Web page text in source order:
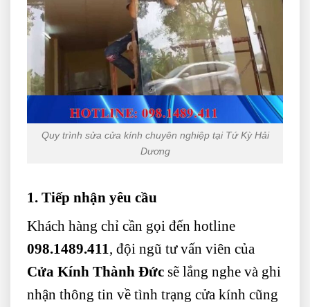
Quy trình sửa cửa kính chuyên nghiệp tại Tứ Kỳ Hải
Dương
1. Tiếp nhận yêu cầu
Khách hàng chỉ cần gọi đến hotline
098.1489.411, đội ngũ tư vấn viên của
Cửa Kính Thành Đức sẽ lắng nghe và ghi
nhận thông tin về tình trạng cửa kính cũng